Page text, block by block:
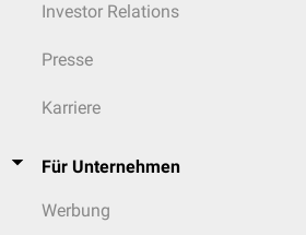
Investor Relations
Presse
Karriere
Für Unternehmen
Werbung